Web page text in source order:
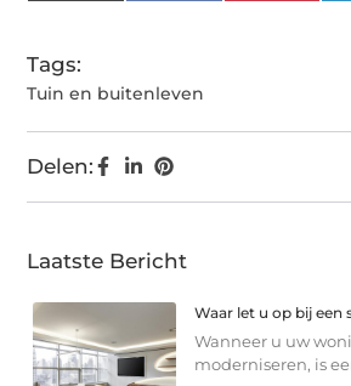
Tags:
Tuin en buitenleven
Delen:
Laatste Bericht
Waar let u op bij een
Wanneer u uw
moderniseren, is